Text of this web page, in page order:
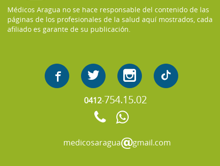
Médicos Aragua no se hace responsable del contenido de las
páginas de los profesionales de la salud aquí mostrados, cada
afiliado es garante de su publicación.
0412-754.15.02
medicosaraguagmail.com